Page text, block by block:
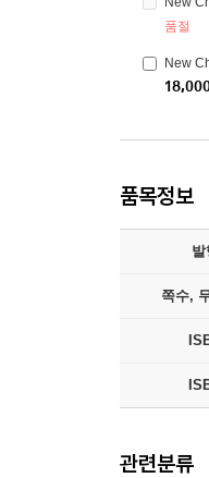
품절
New
품목정보
발
쪽수,
관련분류